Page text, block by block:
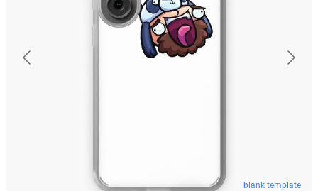
blank template